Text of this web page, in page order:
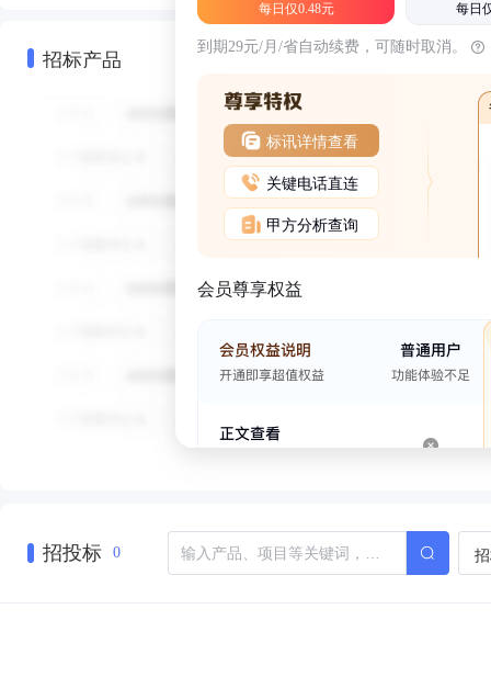
招标产品
每日仅0.48元 每日
到期29元/月/省自动续费，可随时取消。
标讯详情查看
关键电话直连
甲方分析查询
会员尊享权益
招投标 0